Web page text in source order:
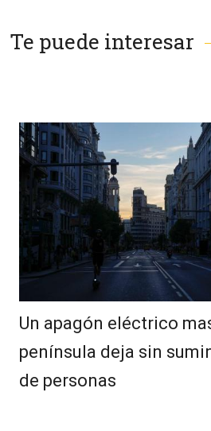
Te puede interesar
Un apagón eléctrico
península deja sin
de personas